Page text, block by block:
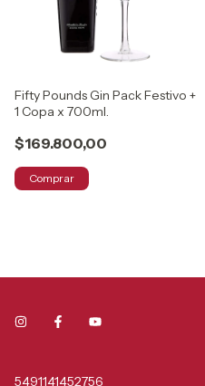
Fifty Pounds Gin Pack Festivo +
1 Copa x 700ml.
$169.800,00
Comprar
5491141452756